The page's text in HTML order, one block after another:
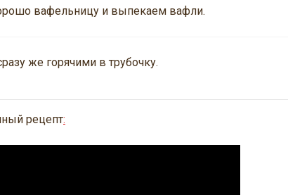
вафельницу и выпекаем вафли.
же горячими в трубочку.
рецепт: